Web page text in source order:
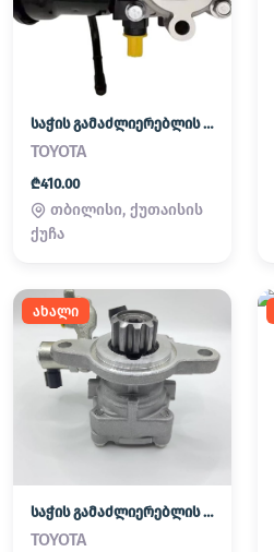
საჭის გამაძლიერებლის ტუმბო
TOYOTA
₾410.00
თბილისი, ქუთაისის
ქუჩა
ახალი
საჭის გამაძლიერებლის ტუმბო
TOYOTA